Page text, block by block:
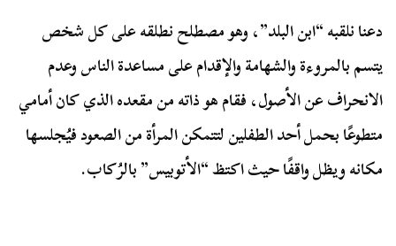
دعنا نلقبه “ابن البلد”، وهو مصطلح نطلقه على كل شخص
يتسم بالمروءة والشهامة والإقدام على مساعدة الناس وعدم
الانحراف عن الأصول، فقام هو ذاته من مقعده الذي كان أمامي
متطوعًا بحمل أحد الطفلين لتتمكن المرأة من الصعود فيُجلسها
مكانه ويظل واقفًا حيث اكتظ “الأتوبيس” بالرُكاب.